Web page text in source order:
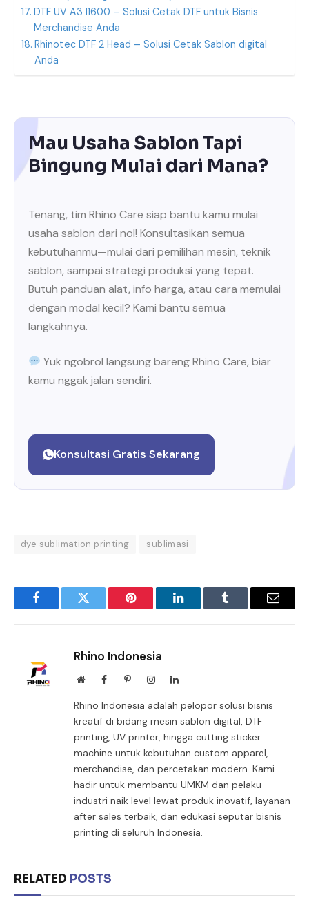
DTF UV A3 I1600 – Solusi Cetak DTF untuk Bisnis
Merchandise Anda
Rhinotec DTF 2 Head – Solusi Cetak Sablon digital
Anda
Mau Usaha Sablon Tapi
Bingung Mulai dari Mana?
Tenang, tim Rhino Care siap bantu kamu mulai
usaha sablon dari nol! Konsultasikan semua
kebutuhanmu—mulai dari pemilihan mesin, teknik
sablon, sampai strategi produksi yang tepat.
Butuh panduan alat, info harga, atau cara memulai
dengan modal kecil? Kami bantu semua
langkahnya.
Yuk ngobrol langsung bareng Rhino Care, biar
kamu nggak jalan sendiri.
Konsultasi Gratis Sekarang
dye sublimation printing sublimasi
FacebookTwitter Pinterest LinkedInTumblr Email
Rhino Indonesia
WebsiteFacebookPinterestInstagramLinkedIn
Rhino Indonesia adalah pelopor solusi bisnis
kreatif di bidang mesin sablon digital, DTF
printing, UV printer, hingga cutting sticker
machine untuk kebutuhan custom apparel,
merchandise, dan percetakan modern. Kami
hadir untuk membantu UMKM dan pelaku
industri naik level lewat produk inovatif, layanan
after sales terbaik, dan edukasi seputar bisnis
printing di seluruh Indonesia.
RELATED POSTS